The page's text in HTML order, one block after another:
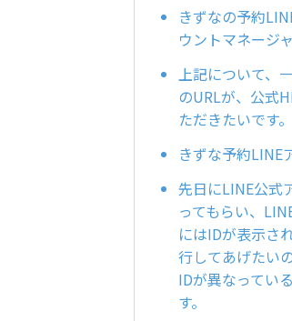
きずなの予約
ウントマネージ
上記について、
のURLが、公式
ただきたいです。
きずな予約LINE
先日にLINE公式
ってもらい、
にはIDが表示さ
行してあげたい
IDが異なってい
す。